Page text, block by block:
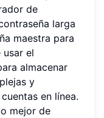
de
larga
maestra para
usar el
almacenar
y
en línea.
mejor de